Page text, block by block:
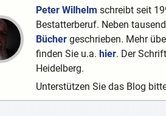
Peter Wilhelm schreibt seit
Bestatterberuf. Neben
Büchergeschrieben. Mehr
finden Sie u.a. hier. Der
Heidelberg.
Unterstützen Sie das Blog